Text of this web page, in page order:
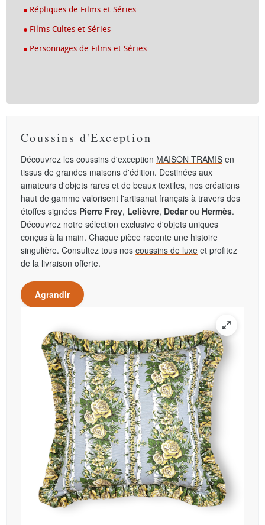
Répliques de Films et Séries
Films Cultes et Séries
Personnages de Films et Séries
Coussins d'Exception
Découvrez les coussins d'exception MAISON TRAMIS en
tissus de grandes maisons d'édition. Destinées aux
amateurs d'objets rares et de beaux textiles, nos créations
haut de gamme valorisent l'artisanat français à travers des
étoffes signées Pierre Frey, Lelièvre, Dedarou Hermès.
Découvrez notre sélection exclusive d'objets uniques
conçus à la main. Chaque pièce raconte une histoire
singulière. Consultez tous nos coussins de luxe et profitez
de la livraison offerte.
Agrandir